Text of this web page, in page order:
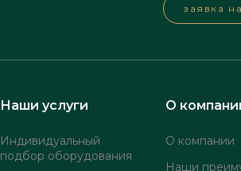
заявка
Наши услуги
Индивидуальный
подбор оборудования
О
О компании
Наши